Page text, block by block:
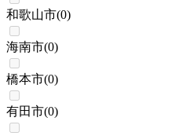
和歌山市(0)
海南市(0)
橋本市(0)
有田市(0)